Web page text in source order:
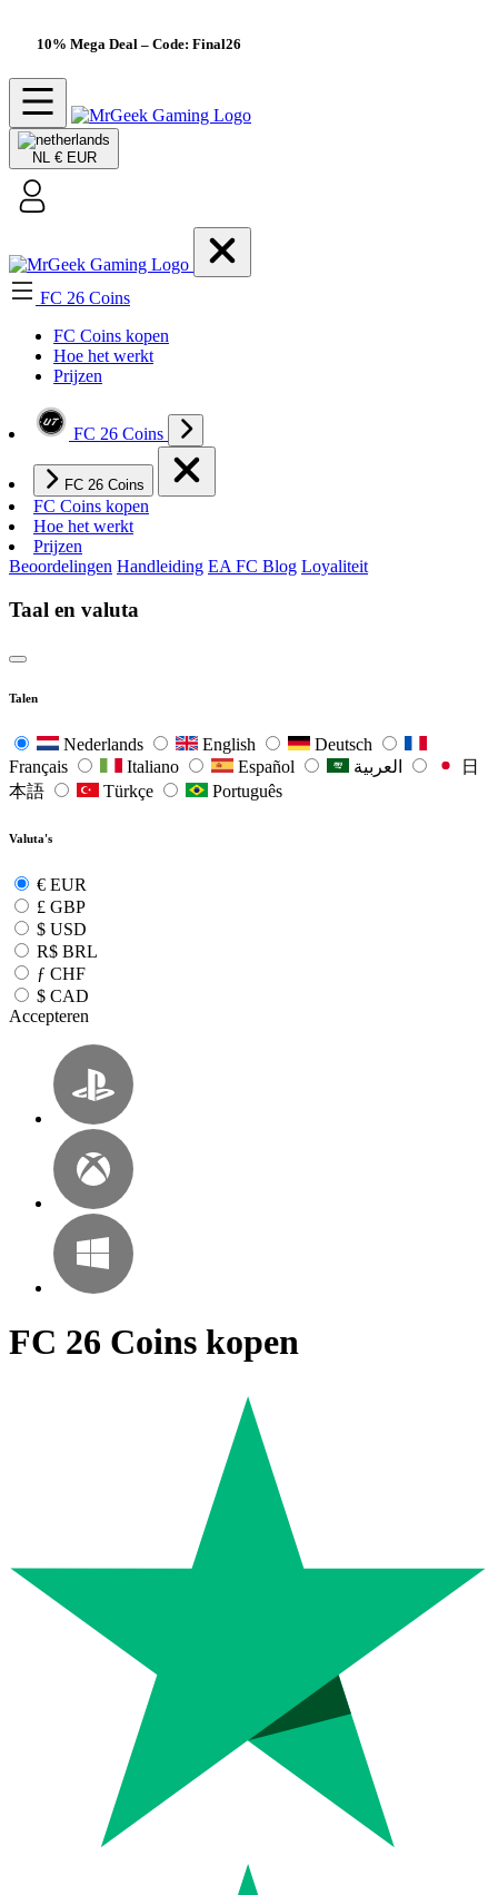
10% Mega Deal – Code: Final26
NL € EUR
FC 26 Coins
FC Coins kopen
Hoe het werkt
Prijzen
FC 26 Coins
FC 26 Coins
FC Coins kopen
Hoe het werkt
Prijzen
Beoordelingen Handleiding EA FC Blog Loyaliteit
Taal en valuta
Talen
Nederlands English
Deutsch
Français
Italiano Español
日
本語
Türkçe Português
Valuta's
€ EUR
£ GBP
$ USD
R$ BRL
ƒ CHF
$ CAD
Accepteren
FC 26 Coins kopen